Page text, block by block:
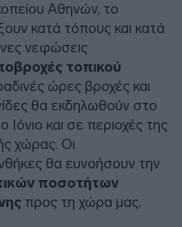
Αθηνών, το
κατά τόπους και κατά
νεφώσεις
τοπικού
ώρες βροχές και
θα εκδηλωθούν στο
Ιόνιο και σε περιοχές της
χώρας. Οι
θα ευνοήσουν την
ποσοτήτων
προς τη χώρα μας.